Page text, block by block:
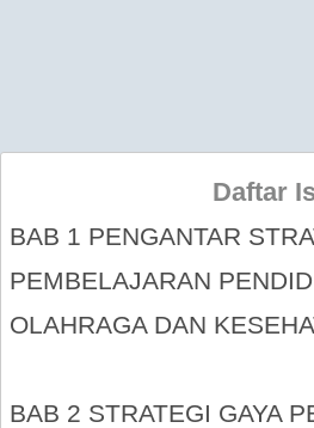
Daftar
BAB 1 PENGANTAR
PEMBELAJARAN
OLAHRAGA DAN
BAB 2 STRATEGI GAYA